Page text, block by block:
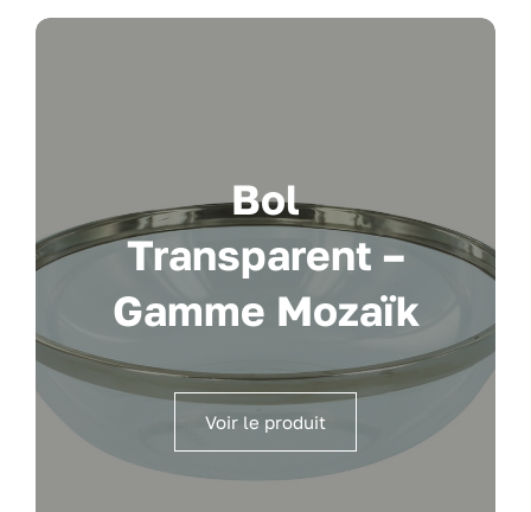
Bol
Transparent –
Gamme Mozaïk
Voir le produit